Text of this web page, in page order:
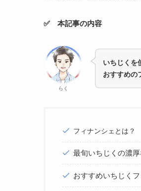
✅ 本記事の内容
らく
いちじくを
おすすめの
フィナンシェとは？
最旬いちじくの濃
おすすめいちじく